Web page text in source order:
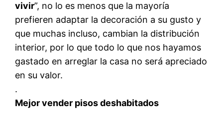
vivir”, no lo es menos que la mayoría
prefieren adaptar la decoración a su gusto y
que muchas incluso, cambian la distribución
interior, por lo que todo lo que nos hayamos
gastado en arreglar la casa no será apreciado
en su valor.
.
Mejor vender pisos deshabitados